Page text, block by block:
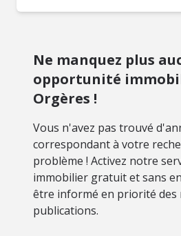
Ne manquez plus
opportunité
Orgères !
Vous n'avez pas trouvé
correspondant à votre
problème ! Activez notre
immobilier gratuit et sans
être informé en priorité des
publications.